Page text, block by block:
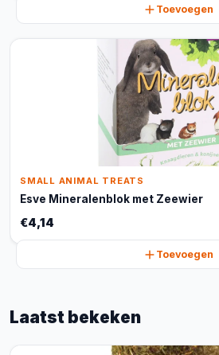
Toevoegen
SMALL ANIMAL TREATS
Esve Mineralenblok met Zeewier
€4,14
Toevoegen
Laatst bekeken